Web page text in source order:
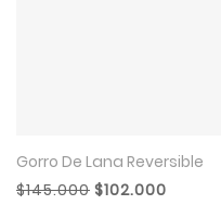
Gorro De Lana Reversible
$145.000 $102.000